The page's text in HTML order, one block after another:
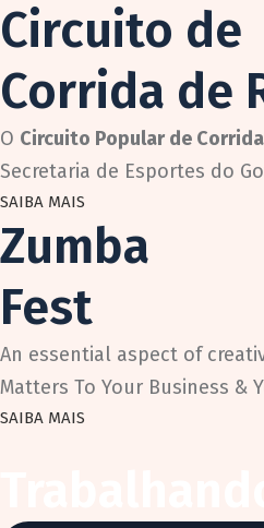
Circuito de
Corrida de
O Circuito Popular de
Secretaria de Esportes do
SAIBA MAIS
Zumba
Fest
An essential aspect of
Matters To Your Business &
SAIBA MAIS